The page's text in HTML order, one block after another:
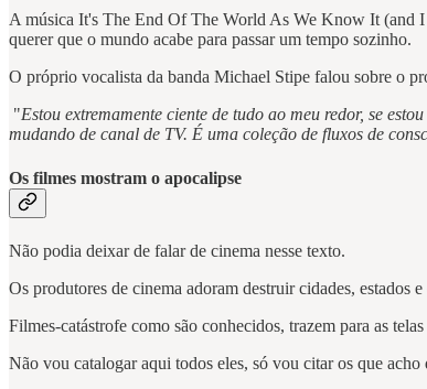
A música It's The End Of The World As We Know It (and I
querer que o mundo acabe para passar um tempo sozinho.
O próprio vocalista da banda Michael Stipe falou sobre o
"Estou extremamente ciente de tudo ao meu redor, se
mudando de canal de TV. É uma coleção de fluxos de
Os filmes mostram o apocalipse
Não podia deixar de falar de cinema nesse texto.
Os produtores de cinema adoram destruir cidades, estados
Filmes-catástrofe como são conhecidos, trazem para as
Não vou catalogar aqui todos eles, só vou citar os que acho